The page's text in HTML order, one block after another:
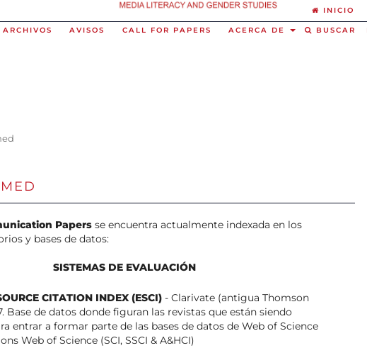
ARCHIVOS AVISOS CALL FOR PAPERS ACERCA DE BUSCAR
INICIO
Papers se encuentra actualmente indexada en los
y bases de datos:
SISTEMAS DE EVALUACIÓN
CITATION INDEX (ESCI) - Clarivate (antigua Thomson
Base de datos donde figuran las revistas que están siendo
entrar a formar parte de las bases de datos de Web of Science
Web of Science (SCI, SSCI & A&HCI)